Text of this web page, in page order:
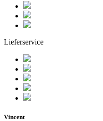
Lieferservice
Vincent